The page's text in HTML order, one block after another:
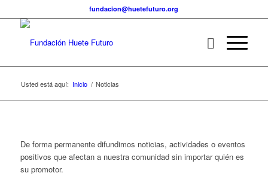
fundacion@huetefuturo.org
Usted está aquí: Inicio / Noticias
De forma permanente difundimos noticias, actividades o eventos
positivos que afectan a nuestra comunidad sin importar quién es
su promotor.